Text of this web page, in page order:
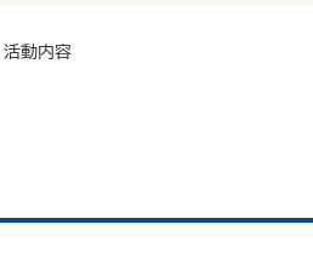
活動内容